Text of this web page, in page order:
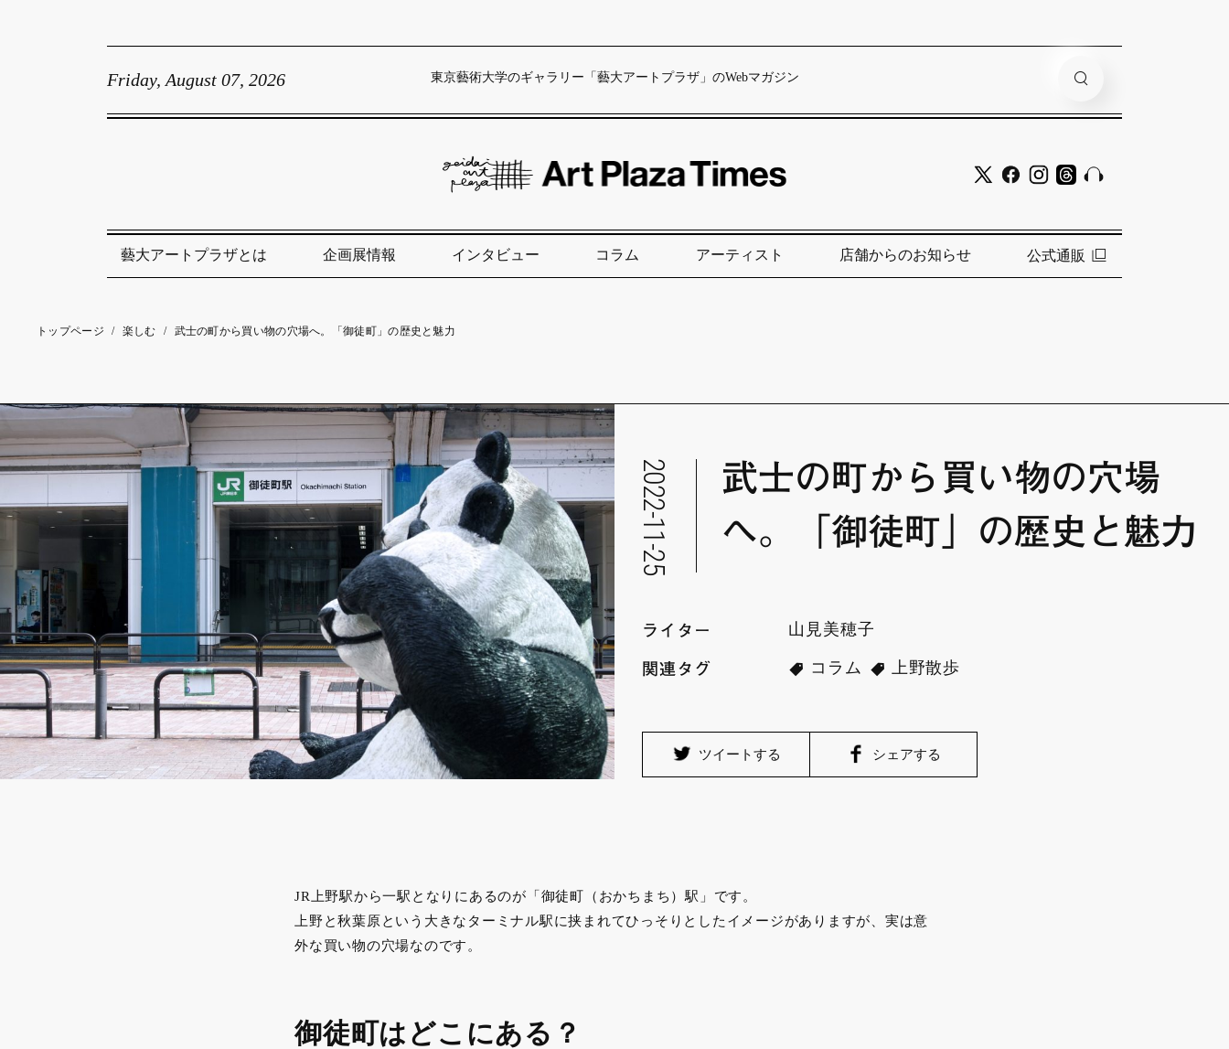
Friday, August 07, 2026 東京藝術大学のギャラリー「藝大アートプラザ」のWebマガジン
藝大アートプラザとは 企画展情報 インタビュー コラム アーティスト 店舗からのお知らせ 公式通販
トップページ / 楽しむ / 武士の町から買い物の穴場へ。「御徒町」の歴史と魅力
2022-11-25
武士の町から買い物の穴場
へ。「御徒町」の歴史と魅力
ライター 山見美穂子
関連タグ コラム 上野散歩
ツイートする シェアする
JR上野駅から一駅となりにあるのが「御徒町（おかちまち）駅」です。
上野と秋葉原という大きなターミナル駅に挟まれてひっそりとしたイメージがありますが、実は意
外な買い物の穴場なのです。
御徒町はどこにある？